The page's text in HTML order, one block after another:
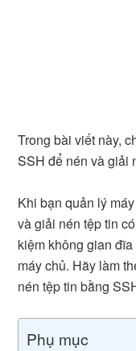
Trong bài viết này,
SSH để nén và giải
Khi bạn quản lý
và giải nén tệp tin
kiệm không gian
máy chủ. Hãy làm
nén tệp tin bằng
Phụ mục